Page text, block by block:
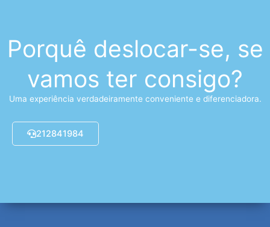
Porquê deslocar-se, se
vamos ter consigo?
Uma experiência verdadeiramente conveniente e diferenciadora.
212841984